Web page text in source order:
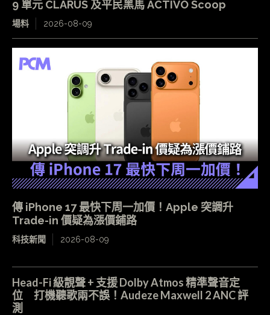
9 單元 CLARUS 及平民黑馬 ACTIVO Scoop
場料 2026-08-09
傳 iPhone 17 最快下周一加價！Apple 突調升
Trade-in 價疑為漲價鋪路
科技新聞 2026-08-09
Head-Fi 級靚聲 + 支援 Dolby Atmos 精準聲音定
位 打機聽歌兩不誤！Audeze Maxwell 2 ANC 評
測